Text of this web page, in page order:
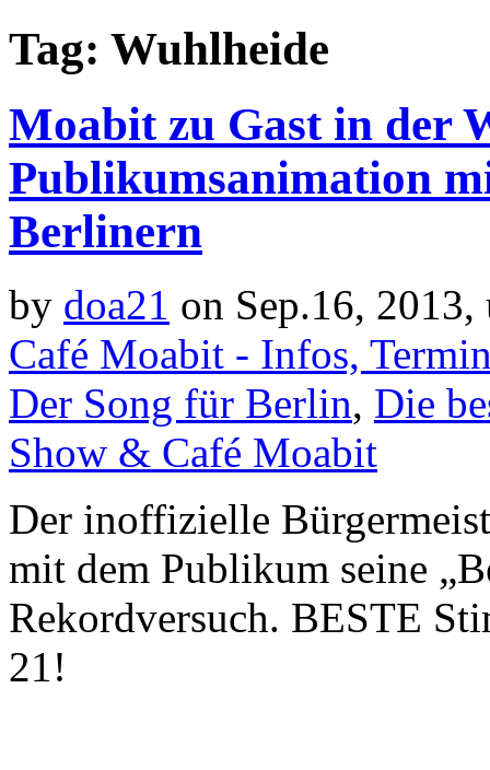
Tag: Wuhlheide
Moabit zu Gast in der
Publikumsanimation
Berlinern
by doa21 on Sep.16,
Café Moabit - Infos,
Der Song für Berlin, Die
Show & Café Moabit
Der inoffizielle
mit dem Publikum seine
Rekordversuch. BESTE
21!